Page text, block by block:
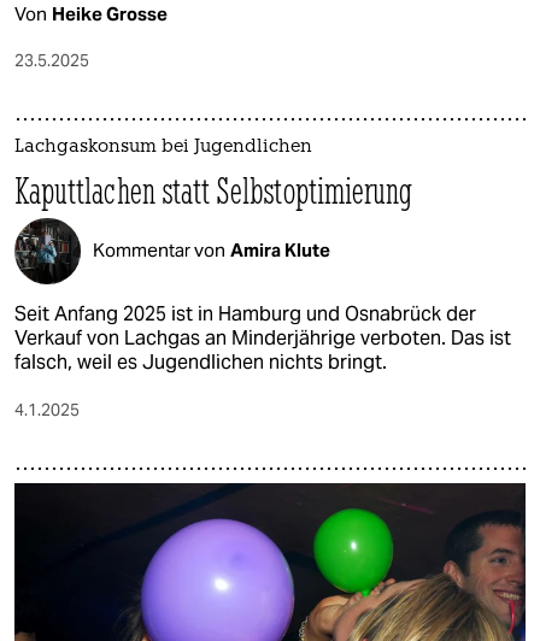
Von Heike Grosse
23.5.2025
Lachgaskonsum bei Jugendlichen
Kaputtlachen statt Selbstoptimierung
Kommentar von Amira Klute
Seit Anfang 2025 ist in Hamburg und Osnabrück der
Verkauf von Lachgas an Minderjährige verboten. Das ist
falsch, weil es Jugendlichen nichts bringt.
4.1.2025